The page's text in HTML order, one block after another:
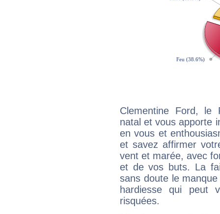
Clementine Ford, le
natal et vous apporte
en vous et
et savez affirmer
vent et marée, avec
et de vos buts. La
sans doute le
hardiesse qui peut
risquées.